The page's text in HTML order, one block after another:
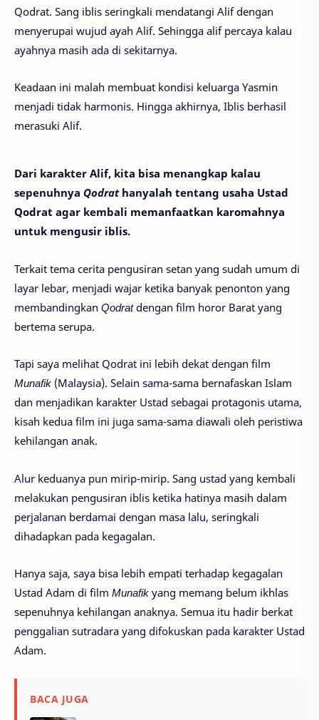
Qodrat. Sang iblis seringkali mendatangi Alif dengan
menyerupai wujud ayah Alif. Sehingga alif percaya kalau
ayahnya masih ada di sekitarnya.
Keadaan ini malah membuat kondisi keluarga Yasmin
menjadi tidak harmonis. Hingga akhirnya, Iblis berhasil
merasuki Alif.
Dari karakter Alif, kita bisa menangkap kalau
sepenuhnya Qodrathanyalah tentang usaha Ustad
Qodrat agar kembali memanfaatkan karomahnya
untuk mengusir iblis.
Terkait tema cerita pengusiran setan yang sudah umum di
layar lebar, menjadi wajar ketika banyak penonton yang
membandingkan Qodratdengan film horor Barat yang
bertema serupa.
Tapi saya melihat Qodrat ini lebih dekat dengan film
Munafik (Malaysia). Selain sama-sama bernafaskan Islam
dan menjadikan karakter Ustad sebagai protagonis utama,
kisah kedua film ini juga sama-sama diawali oleh peristiwa
kehilangan anak.
Alur keduanya pun mirip-mirip. Sang ustad yang kembali
melakukan pengusiran iblis ketika hatinya masih dalam
perjalanan berdamai dengan masa lalu, seringkali
dihadapkan pada kegagalan.
Hanya saja, saya bisa lebih empati terhadap kegagalan
Ustad Adam di film Munafik yang memang belum ikhlas
sepenuhnya kehilangan anaknya. Semua itu hadir berkat
penggalian sutradara yang difokuskan pada karakter Ustad
Adam.
BACA JUGA